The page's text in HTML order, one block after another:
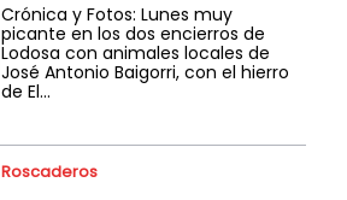
Crónica y Fotos: Lunes muy
picante en los dos encierros de
Lodosa con animales locales de
José Antonio Baigorri, con el hierro
de El...
Roscaderos